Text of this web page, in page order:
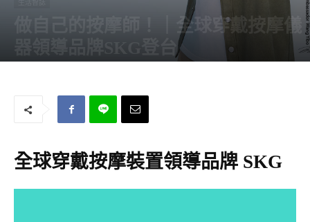
做自己的按摩師！｜全球穿戴按摩儀
器領導品牌SKG登台
全球穿戴按摩裝置領導品牌 SKG